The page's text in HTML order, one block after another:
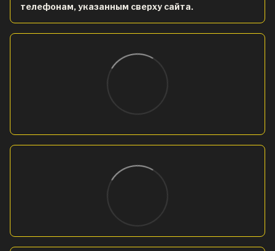
телефонам, указанным сверху сайта.